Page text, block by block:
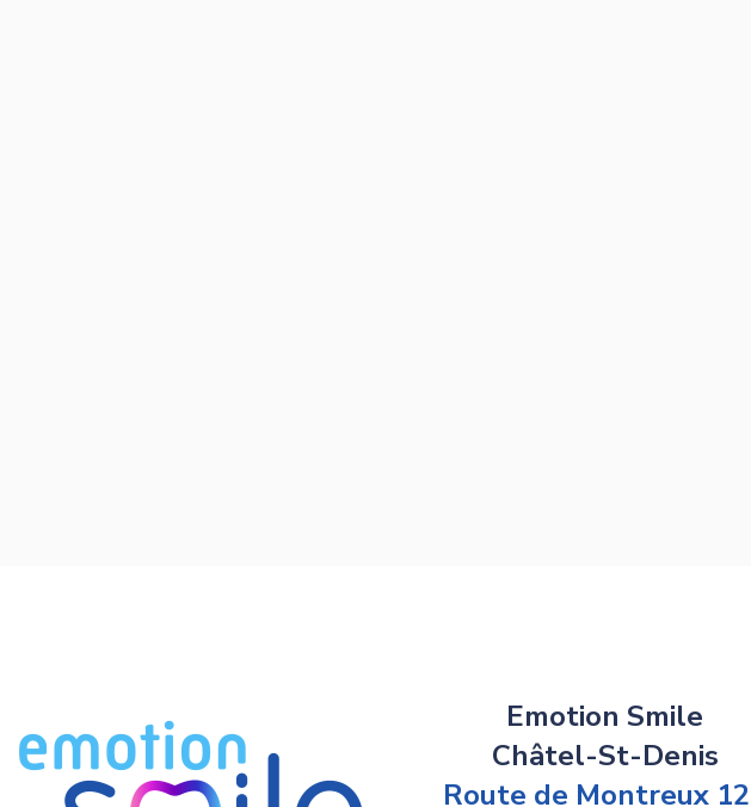
Emotion Smile
Châtel-St-Denis
Route de Montreux